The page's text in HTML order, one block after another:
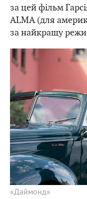
за цей фільм
ALMA (для
за найкращу
«Даймонд»